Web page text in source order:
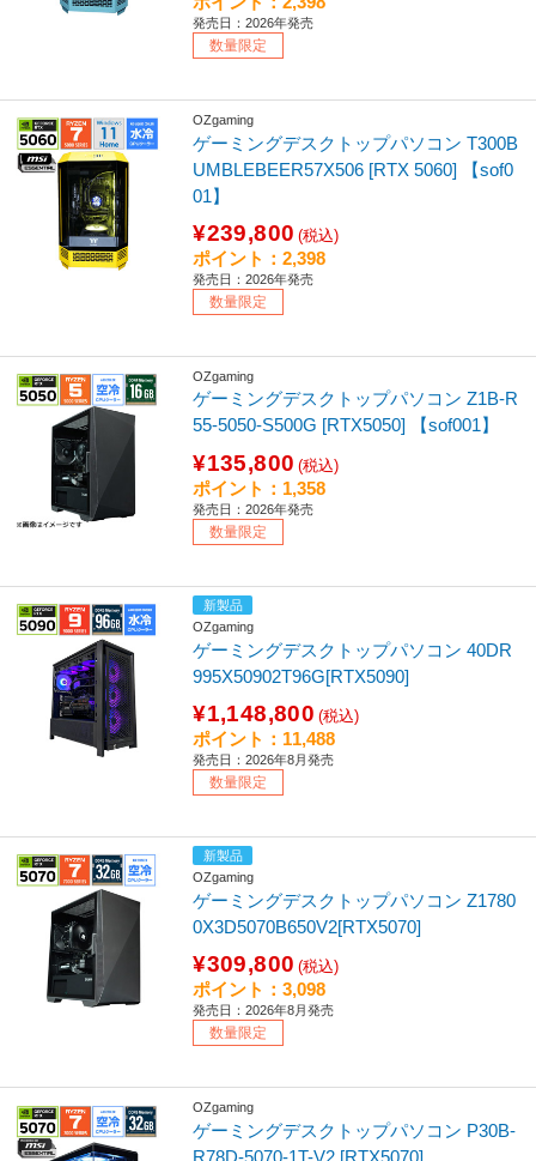
発売日：2026年発売
数量限定
OZgaming
ゲーミングデスクトップパソコン T300B
UMBLEBEER57X506 [RTX 5060] 【sof0
01】
¥239,800 (税込)
ポイント：2,398
発売日：2026年発売
数量限定
OZgaming
ゲーミングデスクトップパソコン Z1B-R
55-5050-S500G [RTX5050] 【sof001】
¥135,800 (税込)
ポイント：1,358
発売日：2026年発売
数量限定
新製品
OZgaming
ゲーミングデスクトップパソコン 40DR
995X50902T96G[RTX5090]
¥1,148,800 (税込)
ポイント：11,488
発売日：2026年8月発売
数量限定
新製品
OZgaming
ゲーミングデスクトップパソコン Z1780
0X3D5070B650V2[RTX5070]
¥309,800 (税込)
ポイント：3,098
発売日：2026年8月発売
数量限定
OZgaming
ゲーミングデスクトップパソコン P30B-
R78D-5070-1T-V2 [RTX5070]